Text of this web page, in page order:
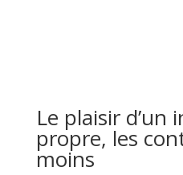
Le plaisir d’un
propre, les
moins